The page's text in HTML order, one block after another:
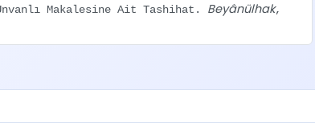
Makalesine Ait Tashihat. Beyânülhak,